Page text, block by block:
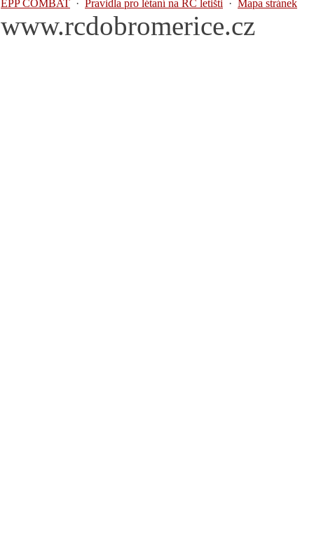
EPP COMBAT · Pravidla pro létaní na RC letišti · Mapa stránek
www.rcdobromerice.cz